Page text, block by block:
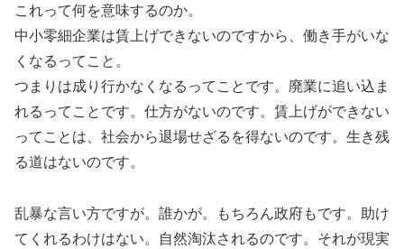
これって何を意味するのか。
中小零細企業は賃上げできないのですから、働き手がいな
くなるってこと。
つまりは成り行かなくなるってことです。廃業に追い込ま
れるってことです。仕方がないのです。賃上げができない
ってことは、社会から退場せざるを得ないのです。生き残
る道はないのです。
乱暴な言い方ですが。誰かが。もちろん政府もです。助け
てくれるわけはない。自然淘汰されるのです。それが現実